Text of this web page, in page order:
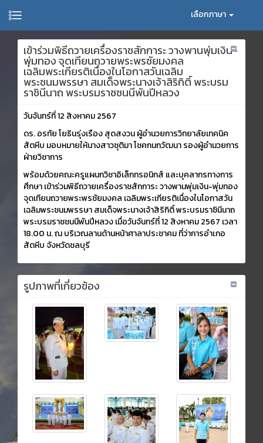
เลือกภาษา
เข้าร่วมพิธีถวายเครื่องราชสักการะ วางพานพุ่มเงิน-
พุ่มทอง จุดเทียนถวายพระพรชัยมงคล
เฉลิมพระเกียรติเนื่องในโอกาสวันเฉลิม
พระชนมพรรษา สมเด็จพระนางเจ้าสิริกิติ์ พระบรม
ราชินีนาถ พระบรมราชชนนีพันปีหลวง
วันจันทร์ที่ 12 สิงหาคม 2567
ดร. อรทัย โยธินรุ่งเรือง สุดสงวน ผู้อำนวยการวิทยาลัยเทคนิค
สัตหีบ มอบหมายให้นางสาวชุติมา โชคกนกวัฒนา รองผู้อำนวยการ
ฝ่ายวิชาการ
พร้อมด้วยคณะครูแผนกวิชาอิเล็กทรอนิกส์ และบุคลากรทางการ
ศึกษา เข้าร่วมพิธีถวายเครื่องราชสักการะ วางพานพุ่มเงิน-พุ่มทอง
จุดเทียนถวายพระพรชัยมงคล เฉลิมพระเกียรติเนื่องในโอกาสวัน
เฉลิมพระชนมพรรษา สมเด็จพระนางเจ้าสิริกิติ์ พระบรมราชินีนาถ
พระบรมราชชนนีพันปีหลวง เมื่อวันจันทร์ที่ 12 สิงหาคม 2567 เวลา
18.00 น. ณ บริเวณลานด้านหน้าศาลา​ประชาคม​ ที่ว่าการอำเภอ
สัตหีบ จังหวัดชลบุรี
รูปภาพที่เกี่ยวข้อง